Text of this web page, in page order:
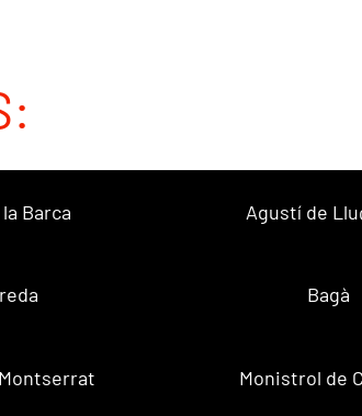
Barca Agustí de
Bagà
Monistrol de